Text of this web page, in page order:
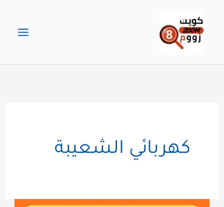
المحتوى
كهربائي الشعيبة